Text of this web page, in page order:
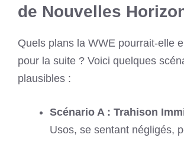
de Nouvelles
Quels plans la WWE pourrait-elle
pour la suite ? Voici quelques
plausibles :
Scénario A : Trahison
Usos, se sentant négligés,